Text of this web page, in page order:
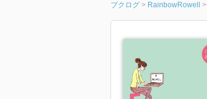
ブクログ > RainbowRowell >